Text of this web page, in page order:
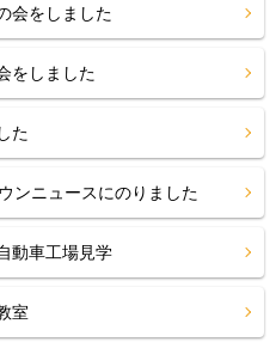
をしました
をしました
た
ンニュースにのりました
動車工場見学
室